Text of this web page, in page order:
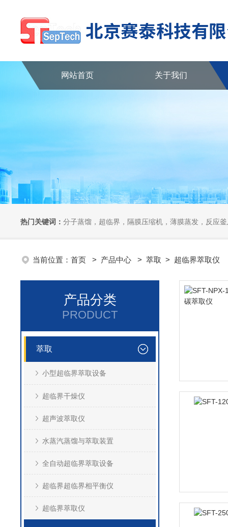
网站首页 关于我们
热门关键词： 分子蒸馏，超临界，隔膜压缩机，薄膜蒸发，反应
当前位置： 首页 > 产品中心 > 萃取 > 超临界萃取仪
产品分类
PRODUCT
萃取
小型超临界萃取设备
超临界干燥仪
超声波萃取仪
水蒸汽蒸馏与萃取装置
全自动超临界萃取设备
超临界超临界相平衡仪
超临界萃取仪